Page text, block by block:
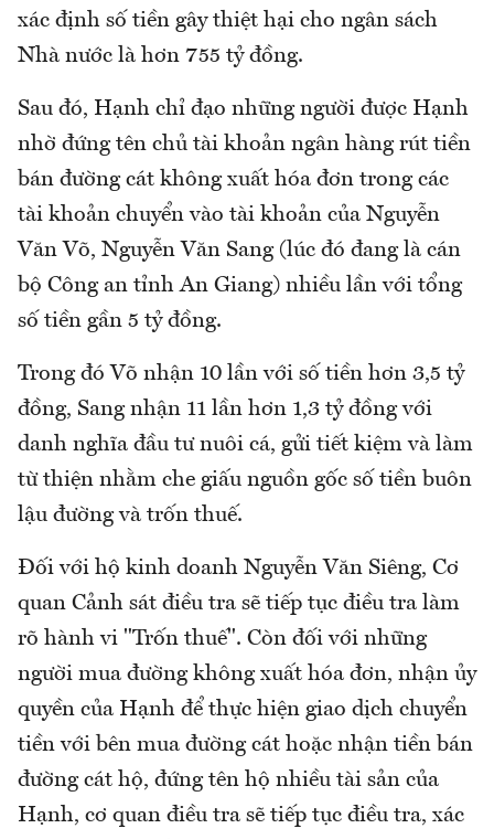
xác định số tiền gây thiệt hại cho ngân sách
Nhà nước là hơn 755 tỷ đồng.
Sau đó, Hạnh chỉ đạo những người được Hạnh
nhờ đứng tên chủ tài khoản ngân hàng rút tiền
bán đường cát không xuất hóa đơn trong các
tài khoản chuyển vào tài khoản của Nguyễn
Văn Võ, Nguyễn Văn Sang (lúc đó đang là cán
bộ Công an tỉnh An Giang) nhiều lần với tổng
số tiền gần 5 tỷ đồng.
Trong đó Võ nhận 10 lần với số tiền hơn 3,5 tỷ
đồng, Sang nhận 11 lần hơn 1,3 tỷ đồng với
danh nghĩa đầu tư nuôi cá, gửi tiết kiệm và làm
từ thiện nhằm che giấu nguồn gốc số tiền buôn
lậu đường và trốn thuế.
Đối với hộ kinh doanh Nguyễn Văn Siêng, Cơ
quan Cảnh sát điều tra sẽ tiếp tục điều tra làm
rõ hành vi "Trốn thuế". Còn đối với những
người mua đường không xuất hóa đơn, nhận ủy
quyền của Hạnh để thực hiện giao dịch chuyển
tiền với bên mua đường cát hoặc nhận tiền bán
đường cát hộ, đứng tên hộ nhiều tài sản của
Hạnh, cơ quan điều tra sẽ tiếp tục điều tra, xác